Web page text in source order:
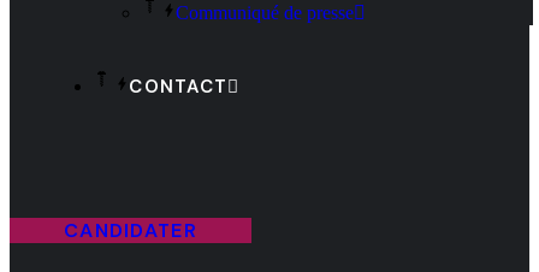
Communiqué de presse
CONTACT
CANDIDATER